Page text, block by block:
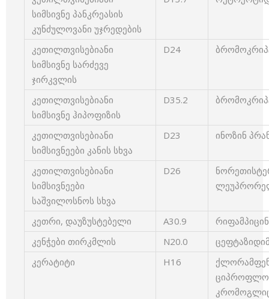
სიმსივნე პანკრეასის
კუნძულოვანი უჯრედების
კეთილთვისებიანი
სიმსივნე სარძევე
ჯირკვლის
D24
კეთილთვისებიანი
სიმსივნე ჰიპოფიზის
D35.2
კეთილთვისებიანი
სიმსივნეები კანის სხვა
D23 ინოზინ
კეთილთვისებიანი
სიმსივნეები
საშვილოსნოს სხვა
D26
კეთრი, დაუზუსტებელი A30.9
კენჭები თირკმლის
N20.0
კერატიტი
H16